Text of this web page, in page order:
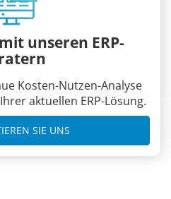
unseren ERP-
Kosten-Nutzen-Analyse
aktuellen ERP-Lösung.
SIE UNS